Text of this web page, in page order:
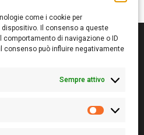
come i cookie per
Il consenso a queste
di navigazione o ID
può influire negativamente
Sempre attivo